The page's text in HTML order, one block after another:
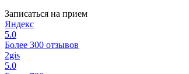
Записаться на прием
Яндекс
5.0
Более 300 отзывов
2gis
5.0